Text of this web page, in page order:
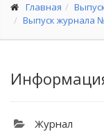
Главная
Выпуск журнала
Журнал